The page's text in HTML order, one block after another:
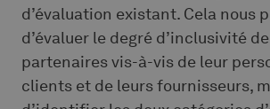
d’évaluation existant. Cela nous
d’évaluer le degré d’inclusivité
partenaires vis-à-vis de leur
clients et de leurs fournisseurs,